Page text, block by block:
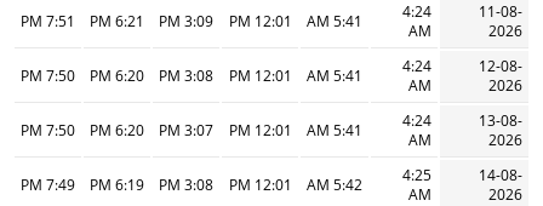
11-08-
2026
4:24
AM
5:41 AM
12:01 PM
3:09 PM
6:21 PM
7:51 PM
12-08-
2026
4:24
AM
5:41 AM
12:01 PM
3:08 PM
6:20 PM
7:50 PM
13-08-
2026
4:24
AM
5:41 AM
12:01 PM
3:07 PM
6:20 PM
7:50 PM
14-08-
2026
4:25
AM
5:42 AM
12:01 PM
3:08 PM
6:19 PM
7:49 PM